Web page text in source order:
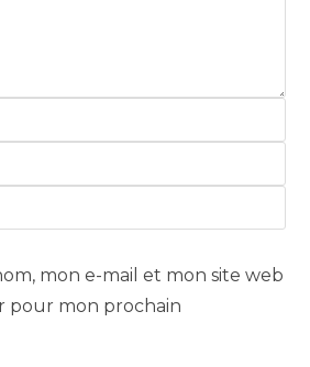
mon e-mail et mon site web
pour mon prochain